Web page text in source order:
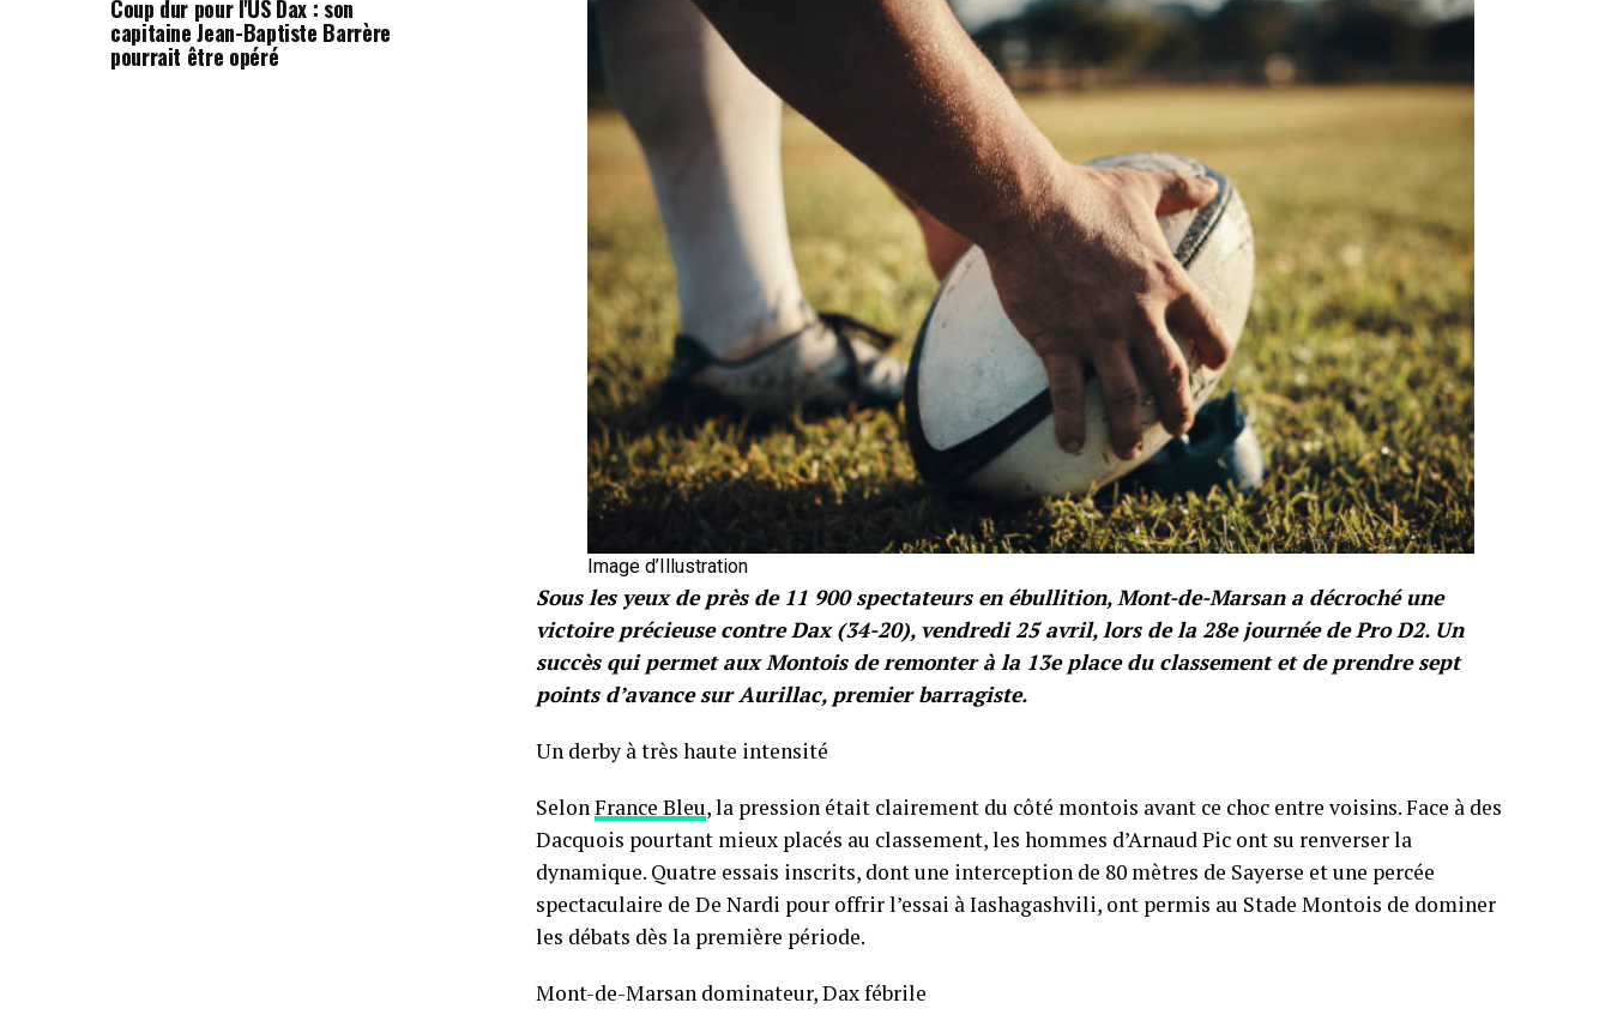
Coup dur pour l'US Dax : son
capitaine Jean-Baptiste Barrère
pourrait être opéré
Image d’Illustration
Sous les yeux de près de 11 900 spectateurs en ébullition, Mont-de-Marsan a décroché une
victoire précieuse contre Dax (34-20), vendredi 25 avril, lors de la 28e journée de Pro D2. Un
succès qui permet aux Montois de remonter à la 13e place du classement et de prendre sept
points d’avance sur Aurillac, premier barragiste.
Un derby à très haute intensité
SelonFrance Bleu, la pression était clairement du côté montois avant ce choc entre voisins. Face à des
Dacquois pourtant mieux placés au classement, les hommes d’Arnaud Pic ont su renverser la
dynamique. Quatre essais inscrits, dont une interception de 80 mètres de Sayerse et une percée
spectaculaire de De Nardi pour offrir l’essai à Iashagashvili, ont permis au Stade Montois de dominer
les débats dès la première période.
Mont-de-Marsan dominateur, Dax fébrile